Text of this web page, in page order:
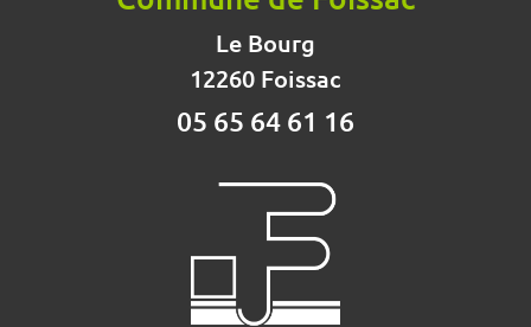
Le Bourg
12260 Foissac
05 65 64 61 16